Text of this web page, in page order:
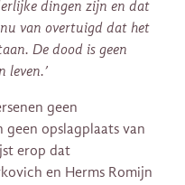
dingen zijn en dat
van overtuigd dat het
De dood is geen
leven.’
geen
opslagplaats van
erop dat
en Herms Romijn